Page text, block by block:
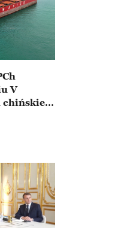
V
chińskiej